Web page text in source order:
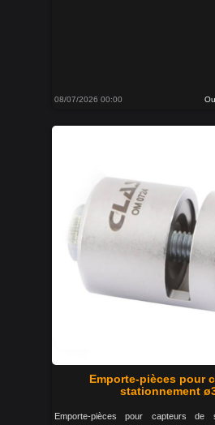
08/07/2026 00:00
Emporte-pièces pour
stationnement
Emporte-pièces pour capteurs de